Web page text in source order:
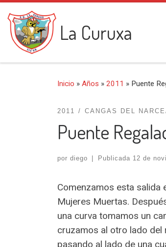
Saltar al contenido
La Curuxa
Inicio » Años » 2011 » Puente
2011 CANGAS DEL
Puente
por diego Publicada 12 de
Comenzamos esta salida
Mujeres Muertas.
una curva tomamos un
cruzamos al otro lado del
pasando al lado de una